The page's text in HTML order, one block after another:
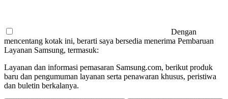
Dengan
mencentang kotak ini, berarti saya bersedia menerima Pembaruan
Layanan Samsung, termasuk:
Layanan dan informasi pemasaran Samsung.com, berikut produk
baru dan pengumuman layanan serta penawaran khusus, peristiwa
dan buletin berkalanya.